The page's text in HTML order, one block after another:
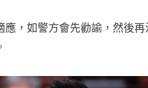
，如警方會先勸諭，然後再